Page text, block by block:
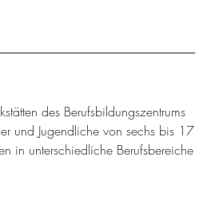
des Berufsbildungszentrums
und Jugendliche von sechs bis 17
in unterschiedliche Berufsbereiche